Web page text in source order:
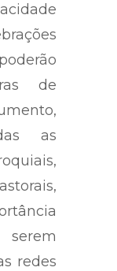
de
as
redes